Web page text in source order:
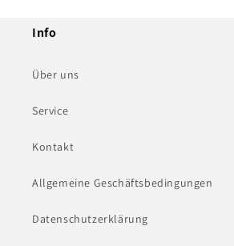
Info
Über uns
Service
Kontakt
Allgemeine Geschäftsbedingungen
Datenschutzerklärung